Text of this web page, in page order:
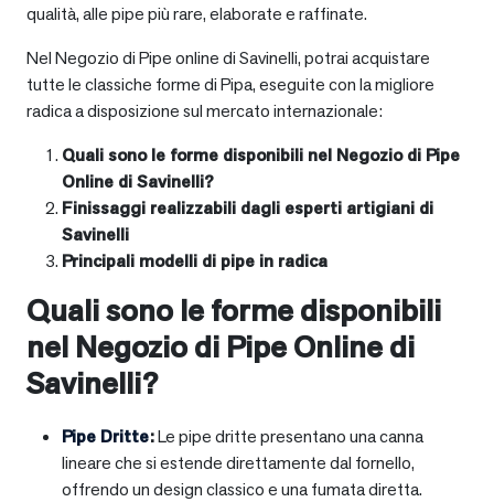
qualità, alle pipe più rare, elaborate e raffinate.
Nel Negozio di Pipe online di Savinelli, potrai acquistare
tutte le classiche forme di Pipa, eseguite con la migliore
radica a disposizione sul mercato internazionale:
Quali sono le forme disponibili nel Negozio di Pipe
Online di Savinelli?
Finissaggi realizzabili dagli esperti artigiani di
Savinelli
Principali modelli di pipe in radica
Quali sono le forme disponibili
nel Negozio di Pipe Online di
Savinelli?
Pipe Dritte:Le pipe dritte presentano una canna
lineare che si estende direttamente dal fornello,
offrendo un design classico e una fumata diretta.